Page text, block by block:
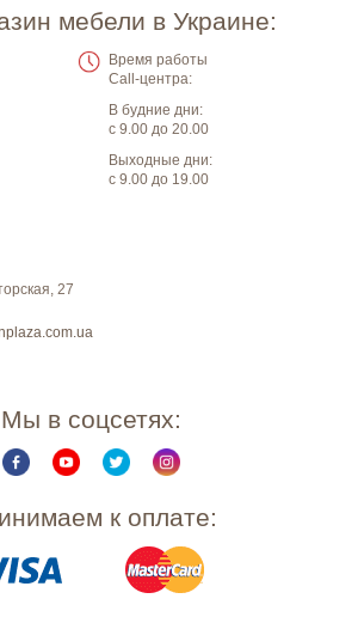
мебели в Украине:
Время работы
Call-центра:
В будние дни:
с 9.00 до 20.00
Выходные дни:
с 9.00 до 19.00
27
Мы в соцсетях:
к оплате: